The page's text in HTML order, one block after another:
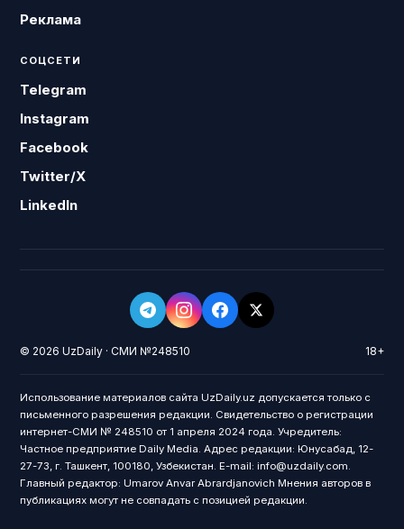
Реклама
СОЦСЕТИ
Telegram
Instagram
Facebook
Twitter/X
LinkedIn
© 2026 UzDaily · СМИ №248510 18+
Использование материалов сайта UzDaily.uz допускается только с
письменного разрешения редакции. Свидетельство о регистрации
интернет-СМИ № 248510 от 1 апреля 2024 года. Учредитель:
Частное предприятие Daily Media. Адрес редакции: Юнусабад, 12-
27-73, г. Ташкент, 100180, Узбекистан. E-mail: info@uzdaily.com.
Главный редактор: Umarov Anvar Abrardjanovich Мнения авторов в
публикациях могут не совпадать с позицией редакции.